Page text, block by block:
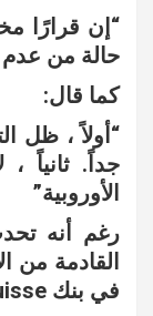
“إن قرارًا
حالة من عدم
كما قال:
“أولاً ، ظل
جداً. ثانياً
الأوروبية”
رغم أنه
القادمة من
في بنك Credit Suisse .